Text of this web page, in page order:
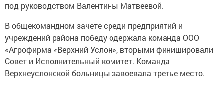
под руководством Валентины Матвеевой.
В общекомандном зачете среди предприятий и
учреждений района победу одержала команда ООО
«Агрофирма «Верхний Услон», вторыми финишировали
Совет и Исполнительный комитет. Команда
Верхнеуслонской больницы завоевала третье место.